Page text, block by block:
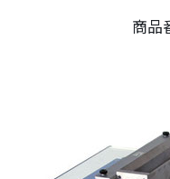
商品紹介商品